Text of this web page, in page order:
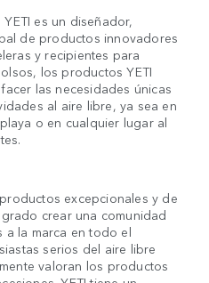
es un diseñador,
de productos innovadores
y recipientes para
los productos YETI
las necesidades únicas
al aire libre, ya sea en
o en cualquier lugar al
excepcionales y de
crear una comunidad
la marca en todo el
serios del aire libre
valoran los productos